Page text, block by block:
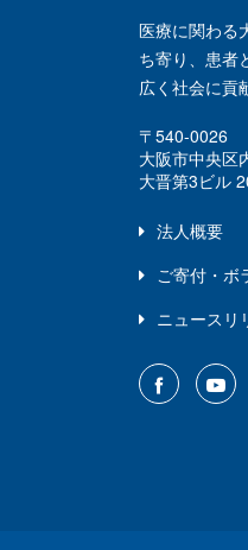
医療に関わる
ち寄り、患者
広く社会に貢
〒540-0026
大阪市中央区
大晋第3ビル
法人概要
ご寄付・ボ
ニュースリ